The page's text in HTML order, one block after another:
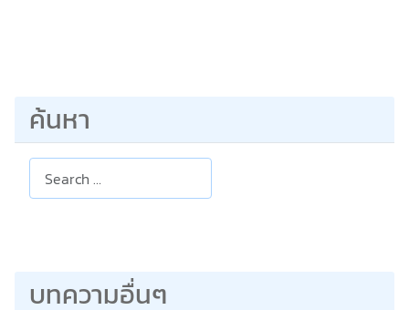
ค้นหา
Search
บทความอื่นๆ